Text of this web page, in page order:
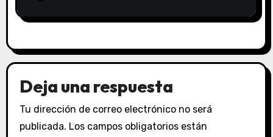
Deja una respuesta
Tu dirección de correo electrónico no será
publicada. Los campos obligatorios están